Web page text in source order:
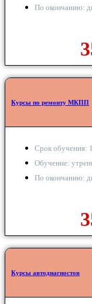
По окончанию:
Курсы по ремонту МКПП
Срок обучения:
Обучение:
По окончанию:
Курсы автодиагностов